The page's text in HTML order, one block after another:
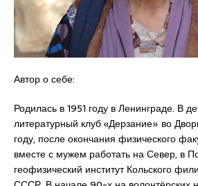
Автор о себе:
Родилась в 1951 году в Ленинграде. В
литературный клуб «Дерзание» во
году, после окончания физического
вместе с мужем работать на Север, в
геофизический институт Кольского